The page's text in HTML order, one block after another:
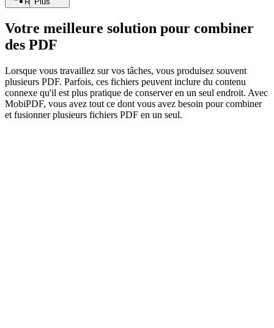
Votre meilleure solution pour combiner
des PDF
Lorsque vous travaillez sur vos tâches, vous produisez souvent
plusieurs PDF. Parfois, ces fichiers peuvent inclure du contenu
connexe qu'il est plus pratique de conserver en un seul endroit. Avec
MobiPDF, vous avez tout ce dont vous avez besoin pour combiner
et fusionner plusieurs fichiers PDF en un seul.